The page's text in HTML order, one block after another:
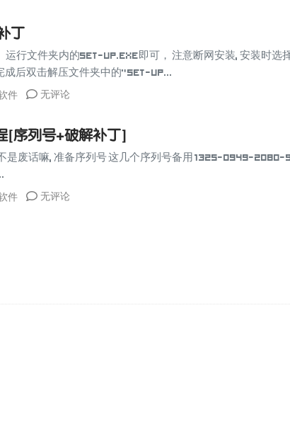
丁
运行文件夹内的Set-up.exe即可， 注意断网安装, 安装时选
成后双击解压文件夹中的"Set-up...
件 无评论
[序列号+破解补丁]
是废话嘛, 准备序列号 这几个序列号备用 1325-0949-
件 无评论